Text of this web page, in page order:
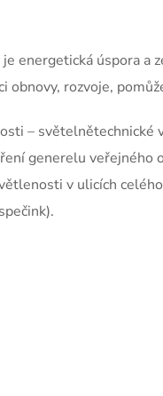
energetická úspora
obnovy, rozvoje,
–
generelu
v ulicích